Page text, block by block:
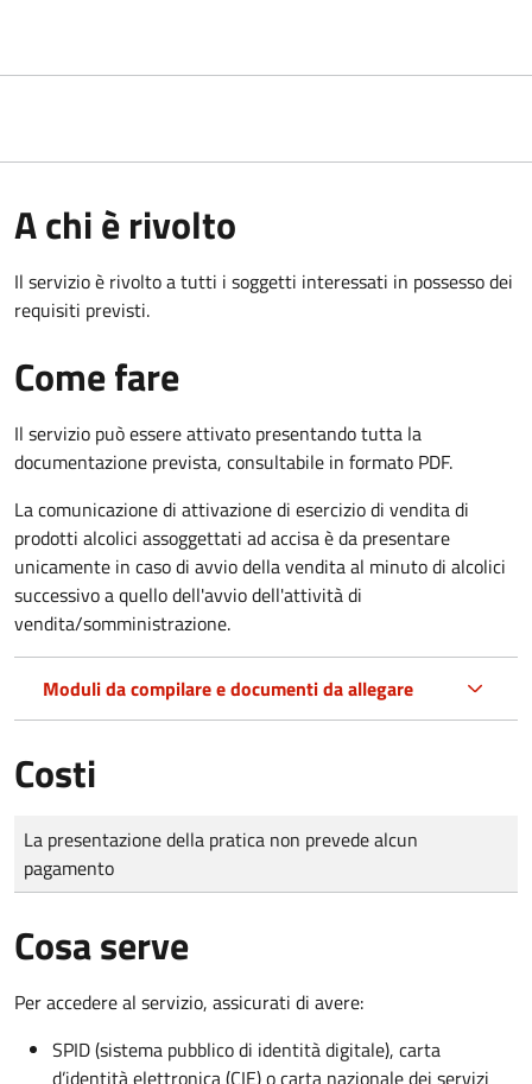
A chi è rivolto
Il servizio è rivolto a tutti i soggetti interessati in possesso dei
requisiti previsti.
Come fare
Il servizio può essere attivato presentando tutta la
documentazione prevista, consultabile in formato PDF.
La comunicazione di attivazione di esercizio di vendita di
prodotti alcolici assoggettati ad accisa è da presentare
unicamente in caso di avvio della vendita al minuto di alcolici
successivo a quello dell'avvio dell'attività di
vendita/somministrazione.
Moduli da compilare e documenti da allegare
Costi
Tipo di pagamento
Importo
La presentazione della pratica non prevede alcun
pagamento
Cosa serve
Per accedere al servizio, assicurati di avere:
SPID (sistema pubblico di identità digitale), carta
d’identità elettronica (CIE) o carta nazionale dei servizi